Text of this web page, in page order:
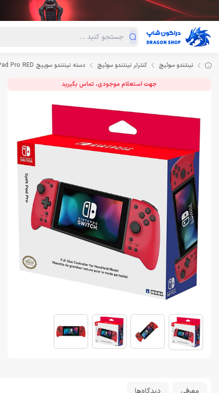
دسته‌بندی محصولات فروش ویژه
نینتندو سوئیچ کنترلر نینتندو سوئیچ دسته نینتندو سوییچ Nintendo Switch Hori Split Pad Pro RED
جهت استعلام موجودی، تماس بگیرید